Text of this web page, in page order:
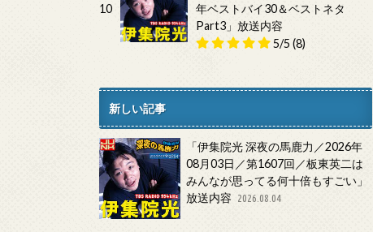
10
年ベストバイ30＆ベストネタ
Part3」放送内容
5/5 (8)
新しい記事
「伊集院光 深夜の馬鹿力／2026年
08月03日／第1607回／板東英二は
みんなが思ってる何十倍もすごい」
放送内容
2026.08.04